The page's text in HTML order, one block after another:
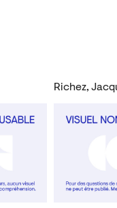
Richez,